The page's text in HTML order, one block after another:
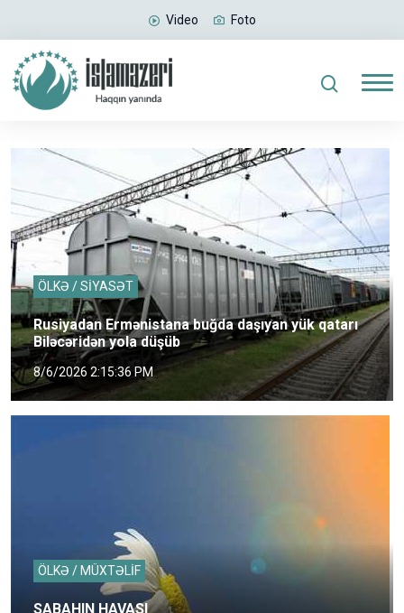
Video Foto
ÖLKƏ / SİYASƏT
Rusiyadan Ermənistana buğda daşıyan yük qatarı
Biləcəridən yola düşüb
8/6/2026 2:15:36 PM
ÖLKƏ / MÜXTƏLİF
SABAHIN HAVASI